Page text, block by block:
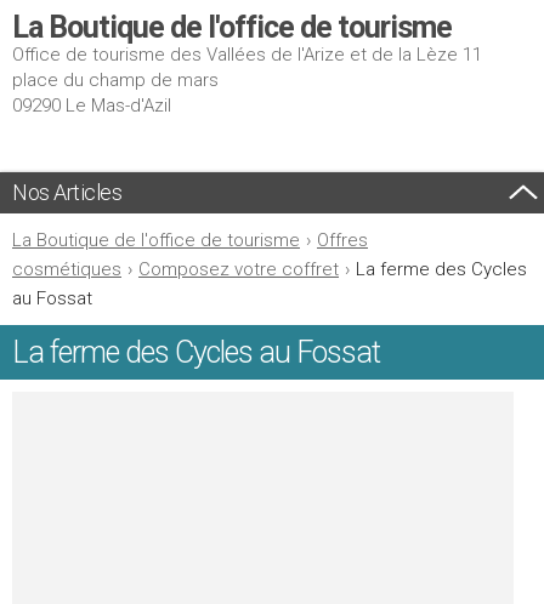
La Boutique de l'office de tourisme
Office de tourisme des Vallées de l'Arize et de la Lèze 11
place du champ de mars
09290 Le Mas-d'Azil
Nos Articles
La Boutique de l'office de tourisme › Offres
cosmétiques › Composez votre coffret › La ferme des Cycles
au Fossat
La ferme des Cycles au Fossat